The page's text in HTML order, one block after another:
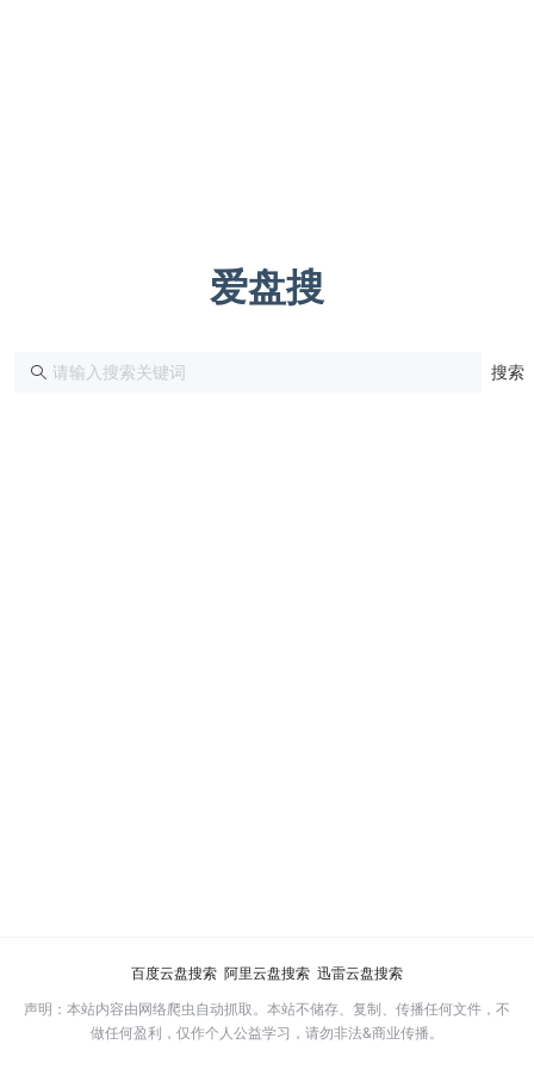
爱盘搜
搜索
百度云盘搜索 阿里云盘搜索 迅雷云盘搜索
声明：本站内容由网络爬虫自动抓取。本站不储存、复制、传播任何文件，不
做任何盈利，仅作个人公益学习，请勿非法&商业传播。